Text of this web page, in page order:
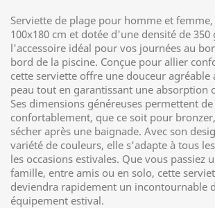
Serviette de plage pour homme et
100x180 cm et dotée d'une densité de 350
l'accessoire idéal pour vos journées au
bord de la piscine. Conçue pour allier
cette serviette offre une douceur agréable
peau tout en garantissant une absorption
Ses dimensions généreuses permettent de
confortablement, que ce soit pour
sécher après une baignade. Avec son
variété de couleurs, elle s'adapte à tous
les occasions estivales. Que vous passiez
famille, entre amis ou en solo, cette
deviendra rapidement un incontournable
équipement estival.